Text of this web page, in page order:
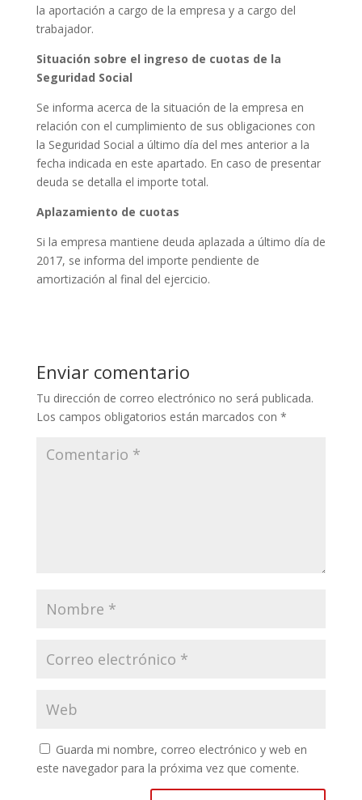
la aportación a cargo de la empresa y a cargo del
trabajador.
Situación sobre el ingreso de cuotas de la
Seguridad Social
Se informa acerca de la situación de la empresa en
relación con el cumplimiento de sus obligaciones con
la Seguridad Social a último día del mes anterior a la
fecha indicada en este apartado. En caso de presentar
deuda se detalla el importe total.
Aplazamiento de cuotas
Si la empresa mantiene deuda aplazada a último día de
2017, se informa del importe pendiente de
amortización al final del ejercicio.
Enviar comentario
Tu dirección de correo electrónico no será publicada.
Los campos obligatorios están marcados con *
Guarda mi nombre, correo electrónico y web en
este navegador para la próxima vez que comente.